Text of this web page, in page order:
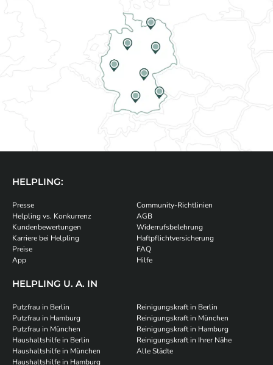
HELPLING:
Presse
Helpling vs. Konkurrenz
Kundenbewertungen
Karriere bei Helpling
Preise
App
Community-Richtlinien
AGB
Widerrufsbelehrung
Haftpflichtversicherung
FAQ
Hilfe
HELPLING U. A. IN
Putzfrau in Berlin
Putzfrau in Hamburg
Putzfrau in München
Haushaltshilfe in Berlin
Haushaltshilfe in München
Haushaltshilfe in Hamburg
Reinigungskraft in Berlin
Reinigungskraft in München
Reinigungskraft in Hamburg
Reinigungskraft in Ihrer Nähe
Alle Städte